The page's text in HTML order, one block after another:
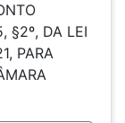
§2º, DA LEI
PARA